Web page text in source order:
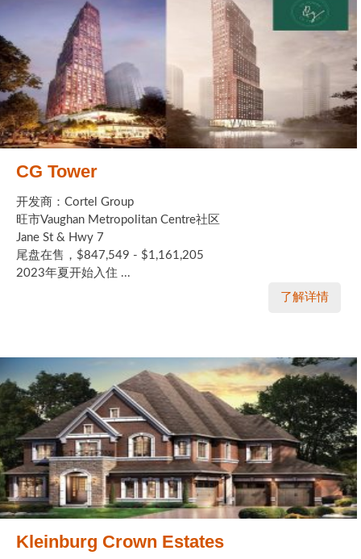
CG Tower
开发商：Cortel Group
旺市Vaughan Metropolitan Centre社区
Jane St & Hwy 7
尾盘在售，$847,549 - $1,161,205
2023年夏开始入住 ...
了解详情
Kleinburg Crown Estates